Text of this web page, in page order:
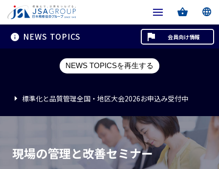
NEWS TOPICS
NEWS TOPICSを再生する
標準化と品質管理全国・地区大会2026お申込み受付中
標準化と品質管理全国・地区大会2026お申込み受付中
標準化と品質管理全国・地区大会2026お申込み受付中
会員向け情報
現場の管理と改善セミナー